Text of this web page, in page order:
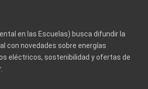
en las Escuelas) busca difundir la
con novedades sobre energías
eléctricos, sostenibilidad y ofertas de